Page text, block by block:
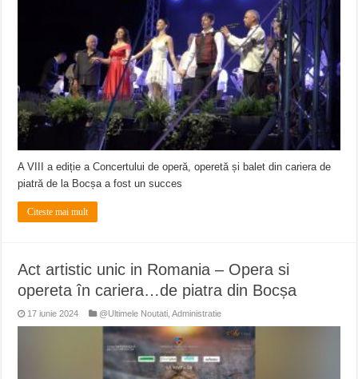
ANUNŢ OPRIRE APĂ în CARANSEBEȘ avarie
ANUNȚ OPRIRE APĂ în Reșița, cartier Țerova – avarie – 04.08.2026
A VIII a ediție a Concertului de operă, operetă și balet din cariera de
piatră de la Bocșa a fost un succes
Citeste mai mult
Act artistic unic in Romania – Opera si
opereta în cariera…de piatra din Bocșa
17 iunie 2024 @Ultimele Noutati ,Administratie